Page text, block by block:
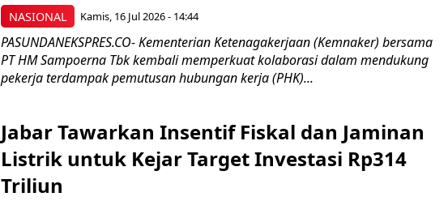
NASIONAL Kamis, 16 Jul 2026 - 14:44
PASUNDANEKSPRES.CO- Kementerian Ketenagakerjaan (Kemnaker) bersama
PT HM Sampoerna Tbk kembali memperkuat kolaborasi dalam mendukung
pekerja terdampak pemutusan hubungan kerja (PHK)...
Jabar Tawarkan Insentif Fiskal dan Jaminan
Listrik untuk Kejar Target Investasi Rp314
Triliun